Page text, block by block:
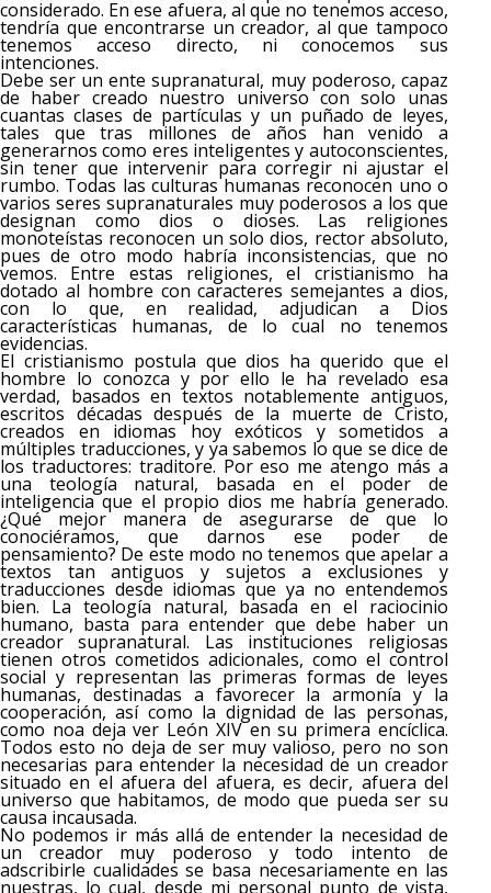
considerado. En ese afuera, al que no tenemos acceso,
tendría que encontrarse un creador, al que tampoco
tenemos acceso directo, ni conocemos sus
intenciones.
Debe ser un ente supranatural, muy poderoso, capaz
de haber creado nuestro universo con solo unas
cuantas clases de partículas y un puñado de leyes,
tales que tras millones de años han venido a
generarnos como eres inteligentes y autoconscientes,
sin tener que intervenir para corregir ni ajustar el
rumbo. Todas las culturas humanas reconocen uno o
varios seres supranaturales muy poderosos a los que
designan como dios o dioses. Las religiones
monoteístas reconocen un solo dios, rector absoluto,
pues de otro modo habría inconsistencias, que no
vemos. Entre estas religiones, el cristianismo ha
dotado al hombre con caracteres semejantes a dios,
con lo que, en realidad, adjudican a Dios
características humanas, de lo cual no tenemos
evidencias.
El cristianismo postula que dios ha querido que el
hombre lo conozca y por ello le ha revelado esa
verdad, basados en textos notablemente antiguos,
escritos décadas después de la muerte de Cristo,
creados en idiomas hoy exóticos y sometidos a
múltiples traducciones, y ya sabemos lo que se dice de
los traductores: traditore. Por eso me atengo más a
una teología natural, basada en el poder de
inteligencia que el propio dios me habría generado.
¿Qué mejor manera de asegurarse de que lo
conociéramos, que darnos ese poder de
pensamiento? De este modo no tenemos que apelar a
textos tan antiguos y sujetos a exclusiones y
traducciones desde idiomas que ya no entendemos
bien. La teología natural, basada en el raciocinio
humano, basta para entender que debe haber un
creador supranatural. Las instituciones religiosas
tienen otros cometidos adicionales, como el control
social y representan las primeras formas de leyes
humanas, destinadas a favorecer la armonía y la
cooperación, así como la dignidad de las personas,
como noa deja ver León XIV en su primera encíclica.
Todos esto no deja de ser muy valioso, pero no son
necesarias para entender la necesidad de un creador
situado en el afuera del afuera, es decir, afuera del
universo que habitamos, de modo que pueda ser su
causa incausada.
No podemos ir más allá de entender la necesidad de
un creador muy poderoso y todo intento de
adscribirle cualidades se basa necesariamente en las
nuestras, lo cual, desde mi personal punto de vista,